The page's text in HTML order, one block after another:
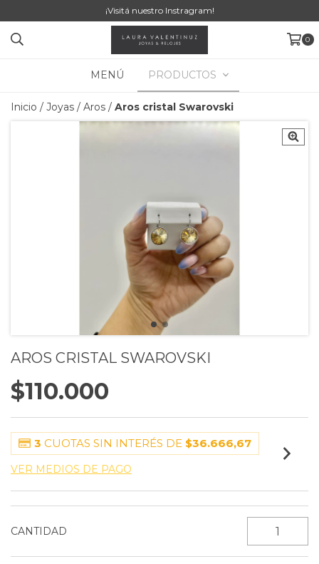
¡Visitá nuestro Instragram!
0
MENÚ PRODUCTOS
Inicio / Joyas / Aros / Aros cristal Swarovski
AROS CRISTAL SWAROVSKI
$110.000
3 CUOTAS SIN INTERÉS DE $36.666,67
VER MEDIOS DE PAGO
CANTIDAD